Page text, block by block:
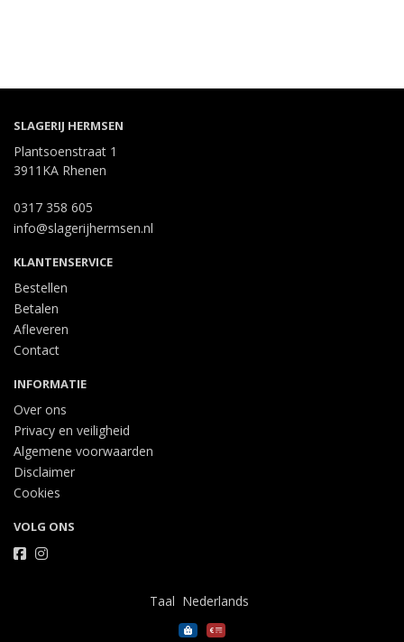
SLAGERIJ HERMSEN
Plantsoenstraat 1
3911KA Rhenen
0317 358 605
info@slagerijhermsen.nl
KLANTENSERVICE
Bestellen
Betalen
Afleveren
Contact
INFORMATIE
Over ons
Privacy en veiligheid
Algemene voorwaarden
Disclaimer
Cookies
VOLG ONS
Taal